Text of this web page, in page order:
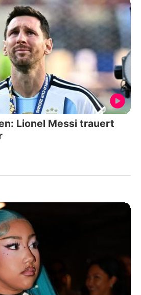
Lionel Messi trauert